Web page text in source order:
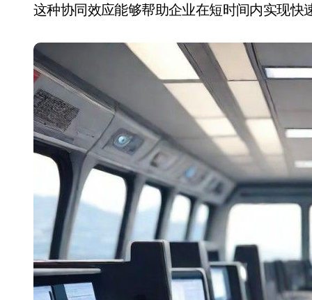
这种协同效应能够帮助企业在短时间内实现快